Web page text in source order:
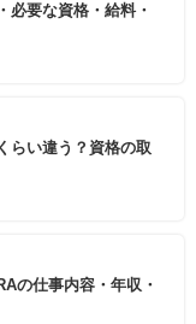
必要な資格・給料・
らい違う？資格の取
の仕事内容・年収・